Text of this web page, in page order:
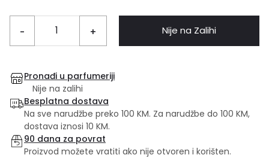
- + Nije na Zalihi
Pronađi u parfumeriji
Nije na zalihi
Besplatna dostava
Na sve narudžbe preko 100 KM. Za narudžbe do 100 KM,
dostava iznosi 10 KM.
90 dana za povrat
Proizvod možete vratiti ako nije otvoren i korišten.